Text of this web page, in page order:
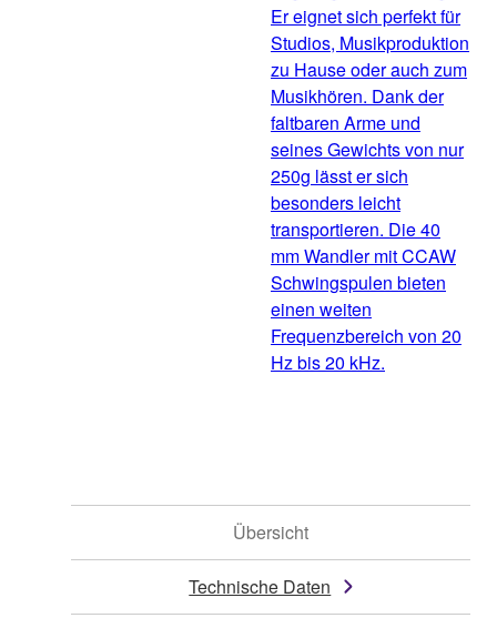
Er eignet sich perfekt für
Studios, Musikproduktion
zu Hause oder auch zum
Musikhören. Dank der
faltbaren Arme und
seines Gewichts von nur
250g lässt er sich
besonders leicht
transportieren. Die 40
mm Wandler mit CCAW
Schwingspulen bieten
einen weiten
Frequenzbereich von 20
Hz bis 20 kHz.
Übersicht
Technische Daten